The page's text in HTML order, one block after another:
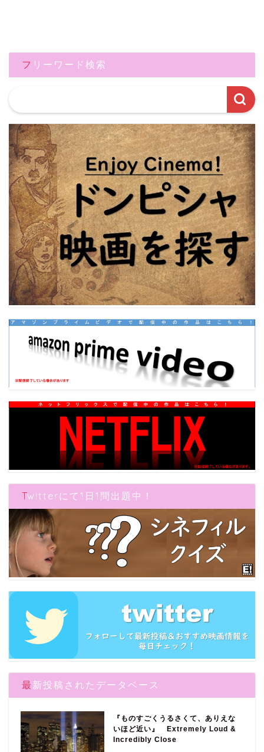
フリーワード検索
Twitterにて1日1問出題中！
最新投稿されたデータベース
『ものすごくうるさくて、ありえな
いほど近い』 Extremely Loud &
Incredibly Close